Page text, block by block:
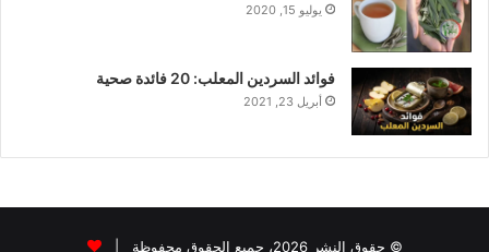
يوليو 15, 2020
فوائد السردين المعلب: 20 فائدة صحية
أبريل 23, 2021
© حقوق النشر 2026، جميع الحقوق محفوظة |